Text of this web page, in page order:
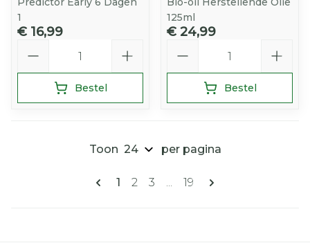
1
€ 16,99
Bestel
125ml
€ 24,99
Bestel
Pagina's
U lees momenteel pagina
1 Pagina
2 Pagina
3 ... Pagina
19
Toon per pagina